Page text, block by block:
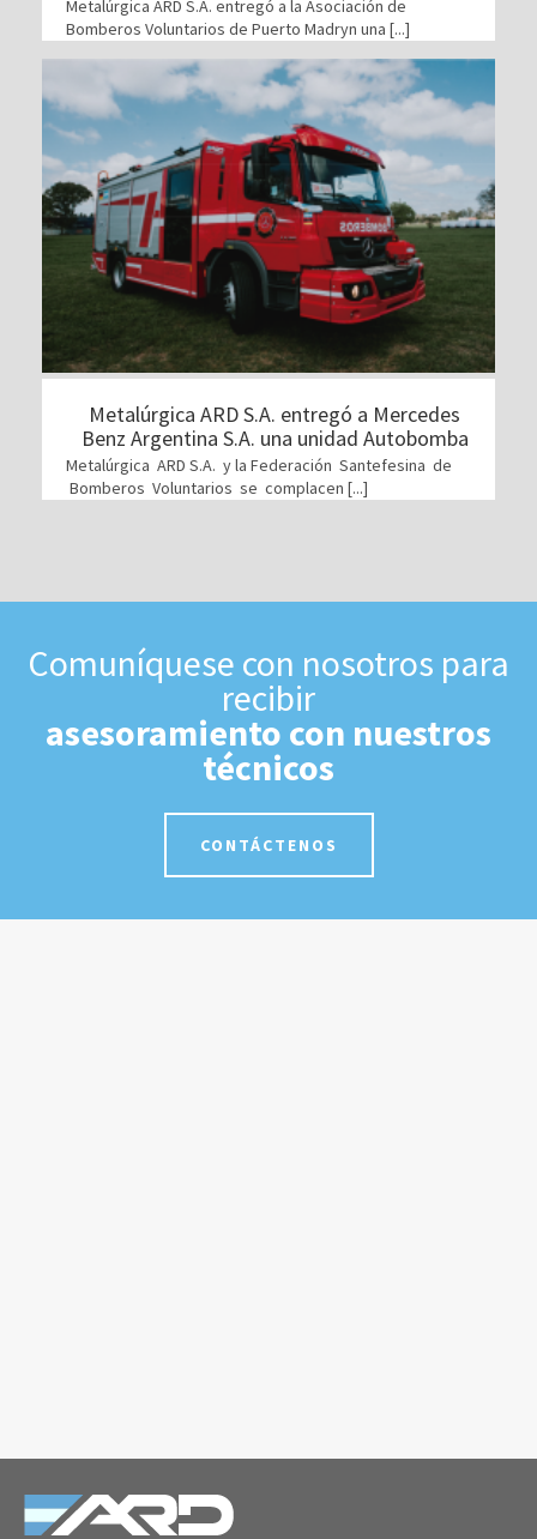
Metalúrgica ARD S.A. entregó a la Asociación de
Bomberos Voluntarios de Puerto Madryn una [...]
Metalúrgica ARD S.A. entregó a Mercedes
Benz Argentina S.A. una unidad Autobomba
Metalúrgica ARD S.A. y la Federación Santefesina de
Bomberos Voluntarios se complacen [...]
Comuníquese con nosotros para
recibir
asesoramiento con nuestros
técnicos
CONTÁCTENOS